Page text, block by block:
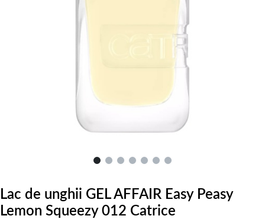
Lac de unghii GEL AFFAIR Easy Peasy
Lemon Squeezy 012 Catrice